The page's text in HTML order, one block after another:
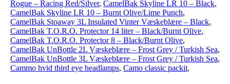
Rogue – Racing Red/Silver, CamelBak Skyline LR 10 – Black,
CamelBak Skyline LR 10 – Burnt Olive/Lime Punch,
CamelBak Stoaway 3L Insulated Vinter Væskeblære – Black,
CamelBak T.O.R.O. Protector 14 liter – Black/Burnt Olive,
CamelBak T.O.R.O. Protector 8 – Black/Burnt Olive,
CamelBak UnBottle 2L Væskeblære – Frost Grey / Turkish Sea,
CamelBak UnBottle 3L Væskeblære – Frost Grey / Turkish Sea,
Cammo hvid third eye headlamps, Camo classic packit,